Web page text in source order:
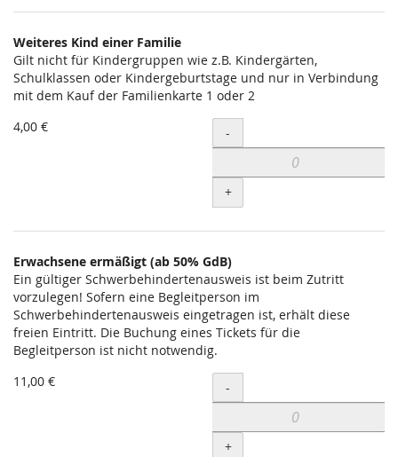
Weiteres Kind einer Familie
Gilt nicht für Kindergruppen wie z.B. Kindergärten,
Schulklassen oder Kindergeburtstage und nur in Verbindung
mit dem Kauf der Familienkarte 1 oder 2
4,00 €
Menge
-
+
Erwachsene ermäßigt (ab 50% GdB)
Ein gültiger Schwerbehindertenausweis ist beim Zutritt
vorzulegen! Sofern eine Begleitperson im
Schwerbehindertenausweis eingetragen ist, erhält diese
freien Eintritt. Die Buchung eines Tickets für die
Begleitperson ist nicht notwendig.
11,00 €
Menge
-
+